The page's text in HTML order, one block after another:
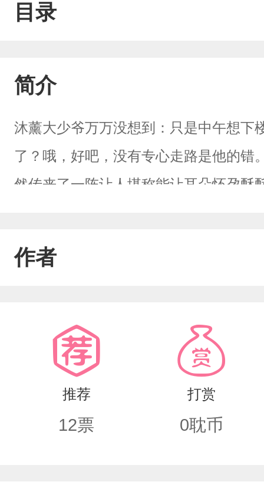
目录
简介
沐薰大少爷万万没想到：只是中午想下
了？哦，好吧，没有专心走路是他的错
然传来了一阵让人堪称能让耳朵怀孕酥
型，毕竟你摔得有点变形了。」他现
大，他要拯救的居然是因为被暗算打
为主神被切片的关系，让被主神选为
妙有人扛的他这次才会摔破头！然而
作者
推荐
12票
打赏
0耽币